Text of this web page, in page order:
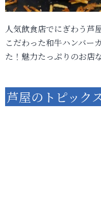
人気飲食店でにぎわう芦
こだわった和牛ハンバー
た！魅力たっぷりのお店
芦屋のトピック